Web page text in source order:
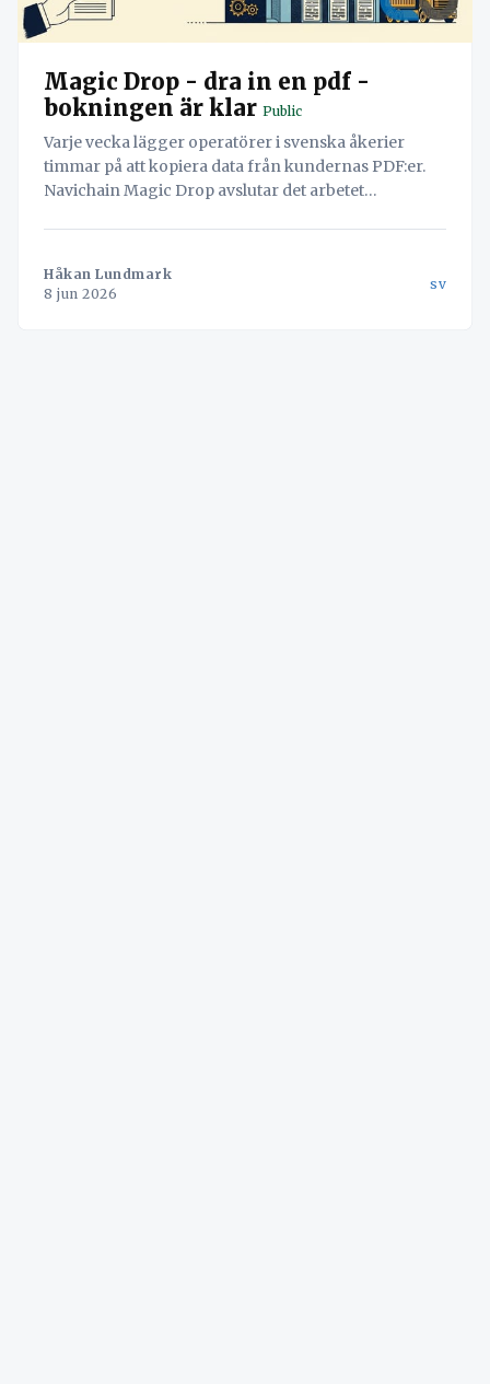
Magic Drop - dra in en pdf -
bokningen är klar Public
Varje vecka lägger operatörer i svenska åkerier
timmar på att kopiera data från kundernas PDF:er.
Navichain Magic Drop avslutar det arbetet
Håkan Lundmark
8 jun 2026
sv